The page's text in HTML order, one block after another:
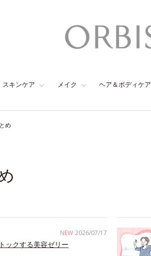
スキンケア メイク ヘア＆ボディケア
め
NEW 2026/07/17
ックする美容ゼリー